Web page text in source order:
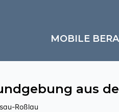
MOBILE
aus
Roßlau